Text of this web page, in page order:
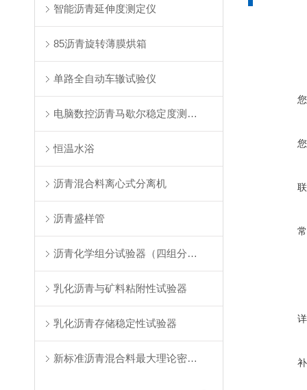
智能沥青延伸度测定仪
85沥青旋转薄膜烘箱
单路全自动车辙试验仪
电脑数控沥青马歇尔稳定度测定仪
恒温水浴
沥青混合料离心式分离机
沥青盛样管
沥青化学组分试验器（四组分法）
乳化沥青与矿料粘附性试验器
乳化沥青存储稳定性试验器
新标准沥青混合料最大理论密度仪